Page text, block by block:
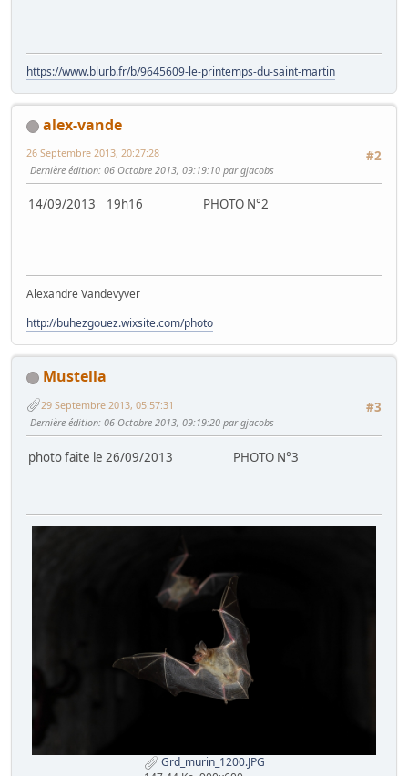
https://www.blurb.fr/b/9645609-le-printemps-du-saint-martin
alex-vande
#2
26 Septembre 2013, 20:27:28
Dernière édition: 06 Octobre 2013, 09:19:10 par gjacobs
14/09/2013 19h16 PHOTO N°2
Alexandre Vandevyver
http://buhezgouez.wixsite.com/photo
Mustella
#3
29 Septembre 2013, 05:57:31
Dernière édition: 06 Octobre 2013, 09:19:20 par gjacobs
photo faite le 26/09/2013 PHOTO N°3
Grd_murin_1200.JPG